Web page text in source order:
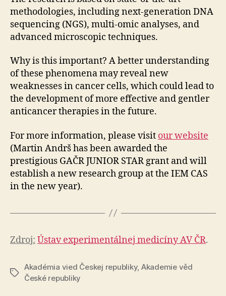
methodologies, including next-generation DNA
sequencing (NGS), multi-omic analyses, and
advanced microscopic techniques.
Why is this important? A better understanding
of these phenomena may reveal new
weaknesses in cancer cells, which could lead to
the development of more effective and gentler
anticancer therapies in the future.
For more information, please visit our website
(Martin Andrš has been awarded the
prestigious GAČR JUNIOR STAR grant and will
establish a new research group at the IEM CAS
in the new year).
Zdroj: Ústav experimentálnej medicíny AV ČR.
Značky
Akadémia vied Českej republiky, Akademie věd
České republiky